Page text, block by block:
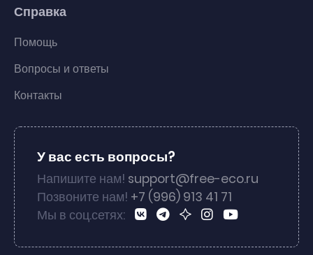
Справка
Помощь
Вопросы и ответы
Контакты
У вас есть вопросы?
Напишите нам! support@free-eco.ru
Позвоните нам! +7 (996) 913 41 71
Мы в соц.сетях: